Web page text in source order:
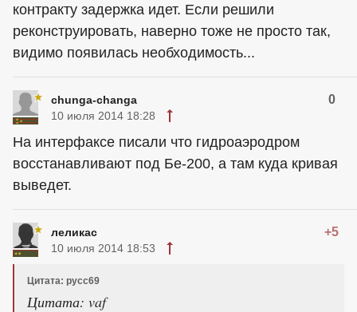
контракту задержка идет. Если решили
реконструировать, наверно тоже не просто так,
видимо появилась необходимость...
chunga-changa 0
10 июля 2014 18:28
На интерфаксе писали что гидроаэродром
восстанавливают под Бе-200, а там куда кривая
выведет.
леликас +5
10 июля 2014 18:53
Цитата: русс69
Цитата: vaf